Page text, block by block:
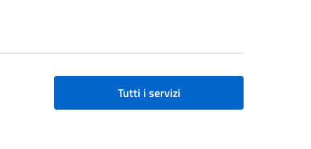
Tutti i servizi